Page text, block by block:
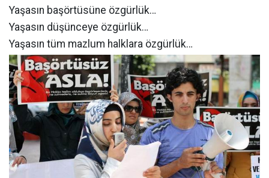
Yaşasın başörtüsüne özgürlük…
Yaşasın düşünceye özgürlük…
Yaşasın tüm mazlum halklara özgürlük…